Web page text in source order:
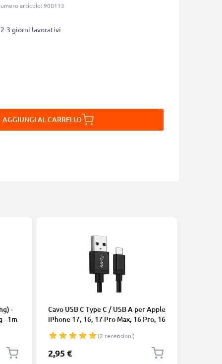
articolo: 900113
2-3 giorni lavorativi
AGGIUNGI AL CARRELLO
-
- 1m
Cavo USB C Type C / USB A per Apple
iPhone 17, 16, 17 Pro Max, 16 Pro, 16
Samsung Galaxy S25 Ultra, S25
Google Pixel 10, 9a, 10 Pro, 10 Pro
XL Xiaomi 15 Ultra, Redmi Note 14
(2 recensioni)
2,95 €